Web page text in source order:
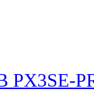
PX3SE-